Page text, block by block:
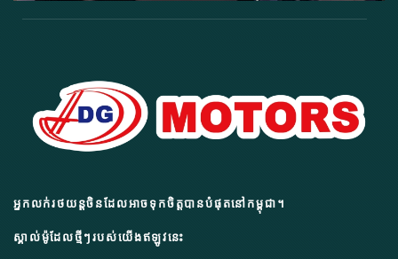
អ្នកលក់រថយន្តចិនដែលអាចទុកចិត្តបានបំផុតនៅកម្ពុជា។
ស្គាល់ម៉ូដែលថ្មីៗរបស់យើងឥឡូវនេះ